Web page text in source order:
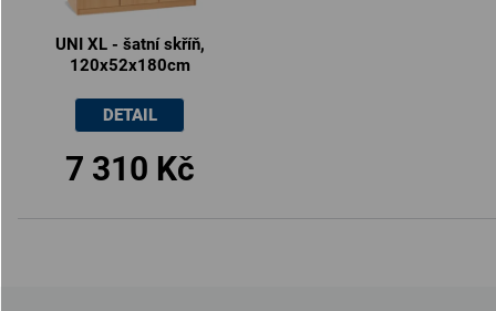
UNI XL - šatní skříň,
120x52x180cm
7 310 Kč
DETAIL